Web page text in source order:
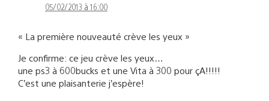
05/02/2013 à 16:00
« La première nouveauté crève les yeux »
Je confirme: ce jeu crève les yeux…
une ps3 à 600bucks et une Vita à 300 pour çA!!!!!
C’est une plaisanterie j’espère!